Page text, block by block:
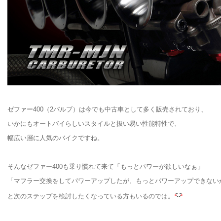
ゼファー400（2バルブ）は今でも中古車として多く販売されており、
いかにもオートバイらしいスタイルと扱い易い性能特性で、
幅広い層に人気のバイクですね。
そんなゼファー400も乗り慣れて来て「もっとパワーが欲しいなぁ」
「マフラー交換をしてパワーアップしたが、もっとパワーアップできな
と次のステップを検討したくなっている方もいるのでは。